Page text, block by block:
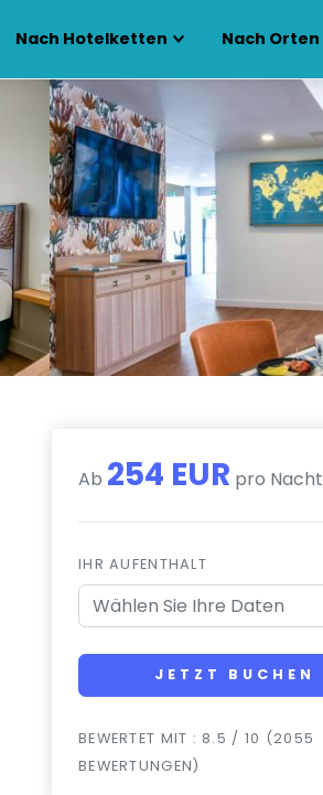
Nach Hotelketten Nach Orten
Ab 254 EUR pro Nacht
IHR AUFENTHALT
JETZT BUCHEN
BEWERTET MIT : 8.5 / 10 (2055
BEWERTUNGEN)